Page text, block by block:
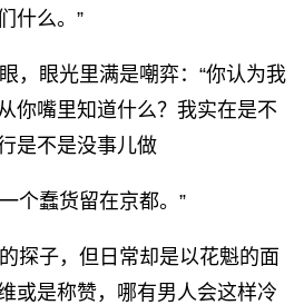
什么。”
，眼光里满是嘲弈：“你认为我
你嘴里知道什么？我实在是不
是不是没事儿做
个蠢货留在京都。”
探子，但日常却是以花魁的面
或是称赞，哪有男人会这样冷